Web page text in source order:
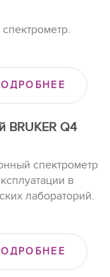
BRUKER Q4
спектрометр
в
лабораторий.